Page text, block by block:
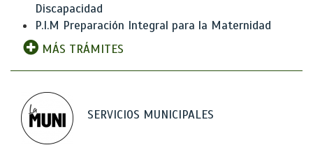
Discapacidad
P.I.M Preparación Integral para la Maternidad
MÁS TRÁMITES
SERVICIOS MUNICIPALES